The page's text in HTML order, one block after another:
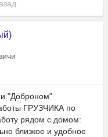
"Доброном"
ГРУЗЧИКА по
рядом с домом:
близкое и удобное